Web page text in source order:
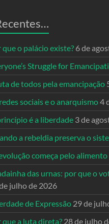
que o palácio existe? 6 de
Struggle for
de todos pela emancipação
sociais e o anarquismo4
é a liberdade 3 de
a rebeldia preserva o
começa pelo alimento
das urnas: por que o
julho de 2026
de Expressão 29 de
que a luta direta? 28 de julho